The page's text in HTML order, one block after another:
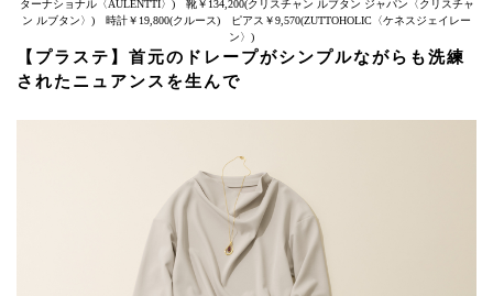
ターナショナル〈AULENTTI〉) 靴￥134,200(クリスチャン ルブタン ジャパン〈クリスチャ
ン ルブタン〉) 時計￥19,800(クルース) ピアス￥9,570(ZUTTOHOLIC〈ケネスジェイレー
ン〉)
【プラステ】首元のドレープがシンプルながらも洗練
されたニュアンスを生んで